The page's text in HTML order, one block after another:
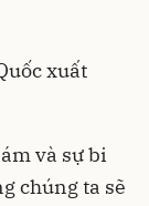
xuất
và sự bi
chúng ta sẽ